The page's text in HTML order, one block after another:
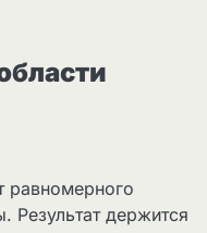
равномерного
Результат держится